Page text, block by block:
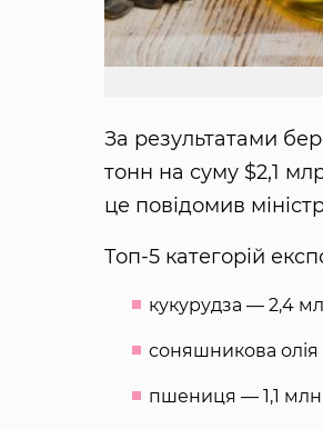
За результатами
тонн на суму $2,1
це повідомив
Топ-5 категорій
кукурудза — 2,4
соняшникова
пшениця — 1,1 млн